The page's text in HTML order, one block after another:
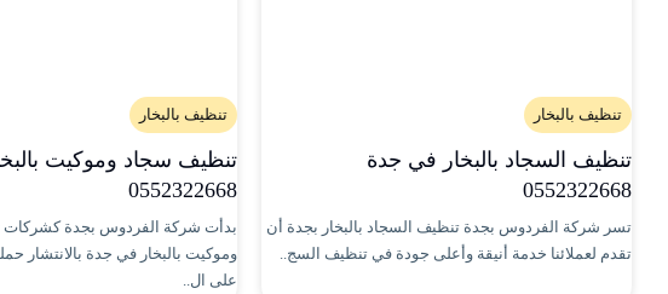
تنظيف بالبخار
تنظيف السجاد بالبخار في جدة
0552322668
تسر شركة الفردوس بجدة تنظيف السجاد بالبخار بجدة أن
تقدم لعملائنا خدمة أنيقة وأعلى جودة في تنظيف السج..
تنظيف بالبخار
تنظيف سجاد وموكيت
0552322668
بدأت شركة الفردوس بجدة كشركات
وموكيت بالبخار في جدة بالانتشار
على ال..